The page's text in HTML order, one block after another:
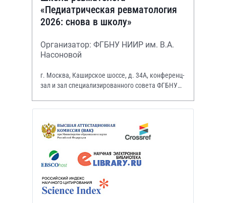
«Педиатрическая ревматология
2026: снова в школу»
Организатор: ФГБНУ НИИР им. В.А.
Насоновой
г. Москва, Каширское шоссе, д. 34А, конференц-
зал и зал специализированного совета ФГБНУ